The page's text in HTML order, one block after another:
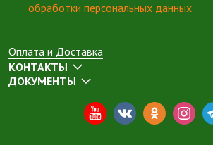
обработки персональных данных
Оплата и Доставка
КОНТАКТЫ
ДОКУМЕНТЫ